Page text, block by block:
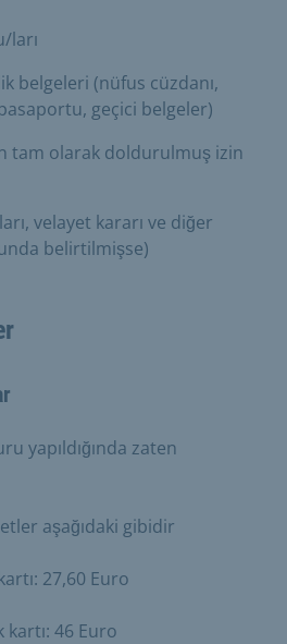
ları
belgeleri (nüfus cüzdanı,
geçici belgeler)
tam olarak doldurulmuş izin
velayet kararı ve diğer
belirtilmişse)
yapıldığında zaten
aşağıdaki gibidir
27,60 Euro
46 Euro